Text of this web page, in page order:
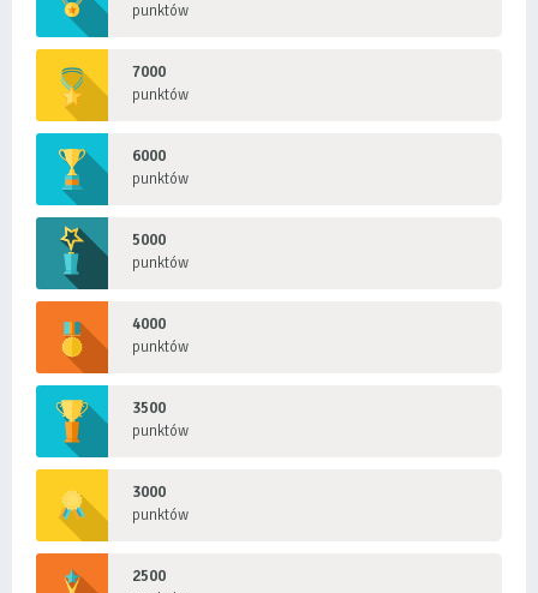
punktów
7000
punktów
6000
punktów
5000
punktów
4000
punktów
3500
punktów
3000
punktów
2500